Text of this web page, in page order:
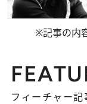
※記事の内
フィーチャー記